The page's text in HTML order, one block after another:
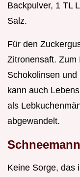
Backpulver, 1 TL
Salz.
Für den
Zitronensaft. Zum
Schokolinsen
kann auch
als
abgewandelt.
Keine Sorge, das